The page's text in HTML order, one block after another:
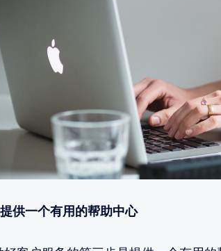
提供一个有用的帮助中心